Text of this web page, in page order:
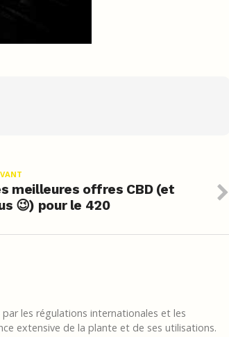
meilleures offres CBD (et
😉) pour le 420
les régulations internationales et les
extensive de la plante et de ses utilisations.